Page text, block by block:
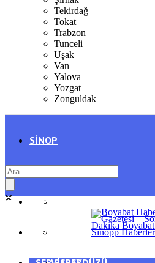
Tekirdağ
Tokat
Trabzon
Tunceli
Uşak
Van
Yalova
Yozgat
Zonguldak
SINOP
AYANCIK
GENEL
SPOR